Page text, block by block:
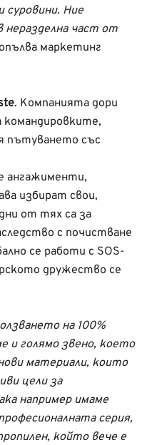
суровини. Ние
част от
маркетинг
. Компанията дори
командировките,
пътуването със
ангажименти,
избират свои,
от тях са за
с почистване
се работи с SOS-
дружество се
на 100%
и голямо звено, което
материали, които
цели за
например имаме
серия,
който вече е